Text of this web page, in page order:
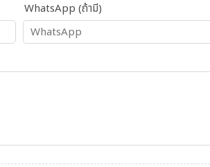
WhatsApp (ถ้ามี)